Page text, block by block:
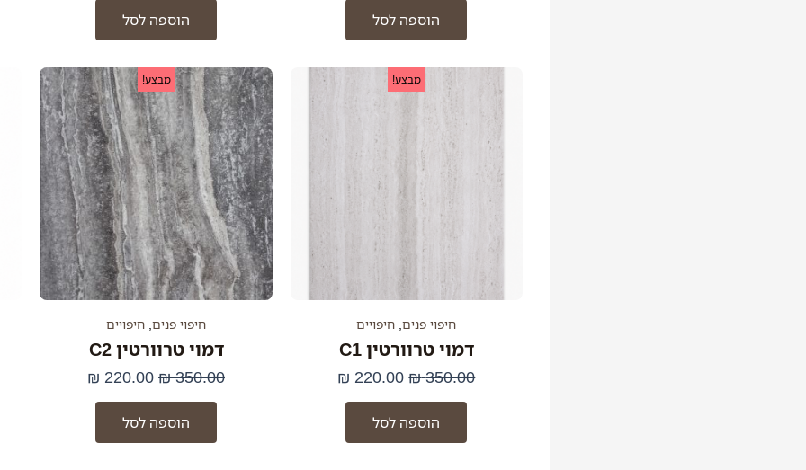
הוספה לסל הוספה לסל
מבצע!
חיפוי פנים, חיפויים
דמוי טרוורטין C1
350.00
₪
המחיר
המקורי
היה:
350.00 ₪.
220.00
₪
המחיר
הנוכחי
הוא:
הוספה לסל
מבצע!
חיפוי פנים חיפויים
דמוי טרוורטין C2
350.00
₪
המחיר
המקורי
היה:
350.00 ₪.
220.00
₪
המחיר
הנוכחי
הוא:
220.00 ₪.
הוספה לסל